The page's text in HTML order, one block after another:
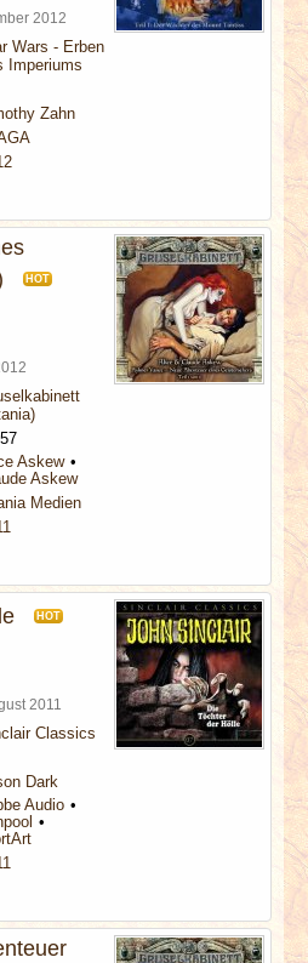
2012
Wars - Erben
Imperiums
Zahn
HOT
Askew
Askew
Medien
HOT
2011
Classics
Dark
Audio